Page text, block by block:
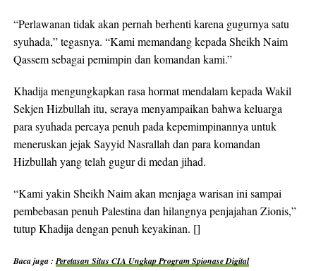
“Perlawanan tidak akan pernah berhenti karena gugurnya satu
syuhada,” tegasnya. “Kami memandang kepada Sheikh Naim
Qassem sebagai pemimpin dan komandan kami.”
Khadija mengungkapkan rasa hormat mendalam kepada Wakil
Sekjen Hizbullah itu, seraya menyampaikan bahwa keluarga
para syuhada percaya penuh pada kepemimpinannya untuk
meneruskan jejak Sayyid Nasrallah dan para komandan
Hizbullah yang telah gugur di medan jihad.
“Kami yakin Sheikh Naim akan menjaga warisan ini sampai
pembebasan penuh Palestina dan hilangnya penjajahan Zionis,”
tutup Khadija dengan penuh keyakinan. []
Baca juga :Peretasan Situs CIA Ungkap Program Spionase Digital